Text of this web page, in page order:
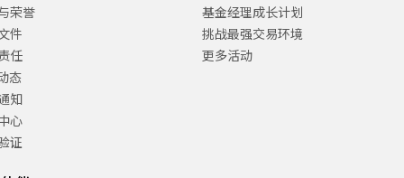
荣誉
件
任
态
知
心
证
基金经理成长计划
挑战最强交易环境
更多活动